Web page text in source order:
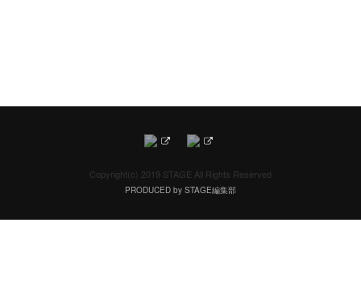
Copyright(c) 2019 STAGE All Rights Reserved
PRODUCED by STAGE編集部